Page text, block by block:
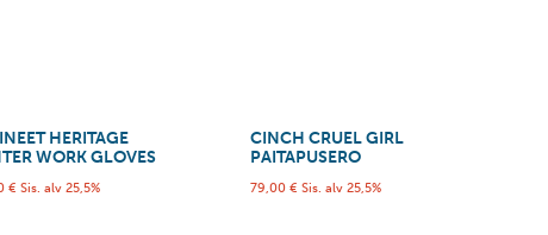
HERITAGE
WORK GLOVES
€ Sis. alv 25,5%
CINCH CRUEL GIRL
PAITAPUSERO
79,00 € Sis. alv 25,5%